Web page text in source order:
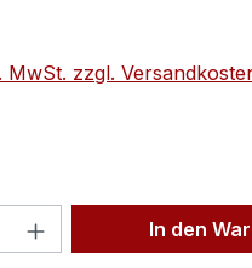
MwSt. zzgl.
Anzahl: Gib den
In den